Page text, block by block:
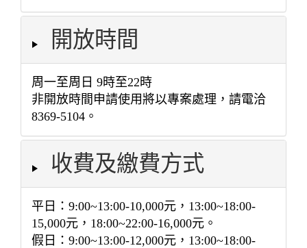
開放時間
周一至周日 9時至22時
非開放時間申請使用將以專案處理，請電洽
8369-5104。
收費及繳費方式
平日：9:00~13:00-10,000元，13:00~18:00-
15,000元，18:00~22:00-16,000元。
假日：9:00~13:00-12,000元，13:00~18:00-